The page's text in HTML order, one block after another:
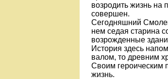
возродить жизнь на
совершен.
Сегодняшний
нем седая старина
возрожденные
История здесь
валом, то древним
Своим героическим
жизнь.